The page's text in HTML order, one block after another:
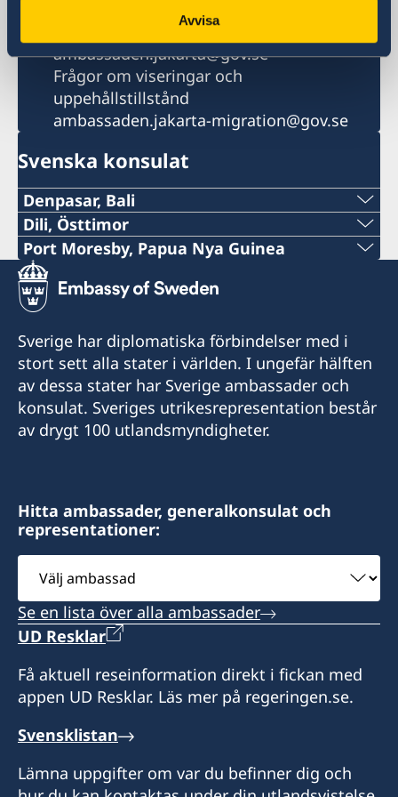
Avvisa
Allmäna förfrågningar
ambassaden.jakarta@gov.se
Frågor om viseringar och
uppehållstillstånd
ambassaden.jakarta-migration@gov.se
Svenska konsulat
Denpasar, Bali
Telefon:
+62-361-282 223
Mobiltelefon:
+62822 6699 6429
E-post:
swedishconsulatebali@gmail.com
Jl. Segara Ayu, Sanur,
Denpasar 80228
Besökstid:
måndag till fredag,
kl. 10.00 – 13.00, 14.00 – 15.00
Honorärkonsul
Catharine Palmira Oprandi Arnany
Dayu Mita
Dili, Östtimor
Telefon Timor:
+670 777 05556
+351 925 344 114
E-post:
mms@mdslegal.tl
Timor-Leste
Besök tas emot på förfrågan.
Honorärkonsul
Monica Mendes Da Silva
Port Moresby, Papua Nya Guinea
Telefon:
+675 325 5411
E-post:
pngsweden@brianbell.com.pg
Level 2, Brian Bell Plaza
Honorärkonsul
Ian Clough
Sverige har diplomatiska förbindelser med i
stort sett alla stater i världen. I ungefär hälften
av dessa stater har Sverige ambassader och
konsulat. Sveriges utrikesrepresentation består
av drygt 100 utlandsmyndigheter.
Hitta ambassader, generalkonsulat och
representationer:
Välj
ambassad
Se en lista över alla ambassader
UD Resklar
Få aktuell reseinformation direkt i fickan med
appen UD Resklar. Läs mer på regeringen.se.
Svensklistan
Lämna uppgifter om var du befinner dig och